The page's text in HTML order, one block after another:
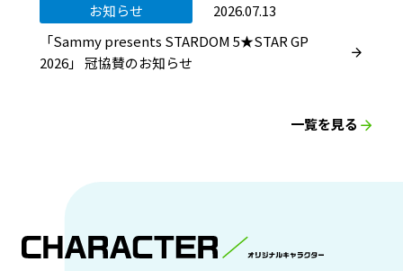
お知らせ
2026.07.13
「Sammy presents STARDOM 5★STAR GP
2026」 冠協賛のお知らせ
一覧を見る